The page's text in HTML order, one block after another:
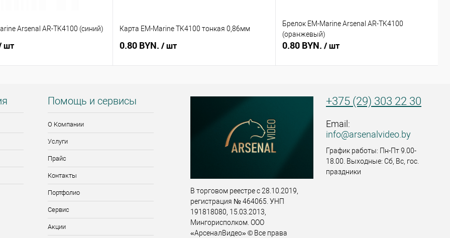
Arsenal AR-TK4100 (синий)
шт
Карта EM-Marine TK4100 тонкая 0,86мм
0.80 BYN. / шт
Брелок EM-Marine Arsenal AR-TK4100
(оранжевый)
0.80 BYN. / шт
Помощь и сервисы
О Компании
Услуги
Прайс
Контакты
Портфолио
Сервис
Акции
В торговом реестре с 28.10.2019,
регистрация № 464065. УНП
191818080, 15.03.2013,
Мингорисполком. ООО
«АрсеналВидео» © Все права
+375 (29) 303 22 30
Email:
info@arsenalvideo.by
График работы: Пн-Пт 9.00-
18.00. Выходные: Сб, Вс, гос.
праздники